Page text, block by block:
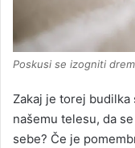
Poskusi se izogniti
Zakaj je torej
našemu telesu, da
sebe? Če je